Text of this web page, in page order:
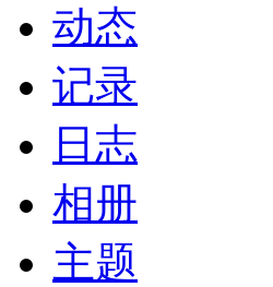
动态
记录
日志
相册
主题